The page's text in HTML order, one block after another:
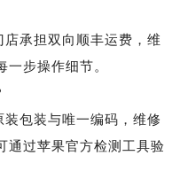
承担双向顺丰运费，维
步操作细节。
包装与唯一编码，维修
通过苹果官方检测工具验